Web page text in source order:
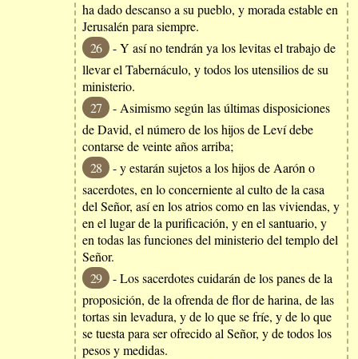
ha dado descanso a su pueblo, y morada estable en
Jerusalén para siempre.
26
- Y así no tendrán ya los levitas el trabajo de
llevar el Tabernáculo, y todos los utensilios de su
ministerio.
27
- Asimismo según las últimas disposiciones
de David, el número de los hijos de Leví debe
contarse de veinte años arriba;
28
- y estarán sujetos a los hijos de Aarón o
sacerdotes, en lo concerniente al culto de la casa
del Señor, así en los atrios como en las viviendas, y
en el lugar de la purificación, y en el santuario, y
en todas las funciones del ministerio del templo del
Señor.
29
- Los sacerdotes cuidarán de los panes de la
proposición, de la ofrenda de flor de harina, de las
tortas sin levadura, y de lo que se fríe, y de lo que
se tuesta para ser ofrecido al Señor, y de todos los
pesos y medidas.